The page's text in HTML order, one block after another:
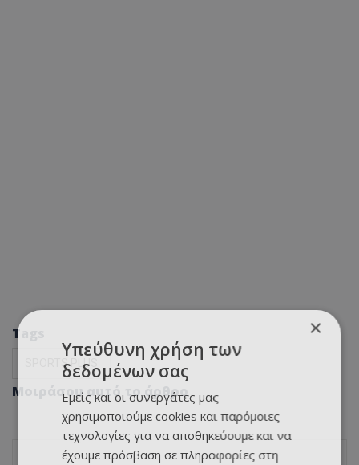
Tags
SPORTS PLUS
Μοιράσου αυτό το άρθρο
×
Υπεύθυνη χρήση των
δεδομένων σας
Εμείς και οι συνεργάτες μας
χρησιμοποιούμε cookies και παρόμοιες
τεχνολογίες για να αποθηκεύουμε και να
έχουμε πρόσβαση σε πληροφορίες στη